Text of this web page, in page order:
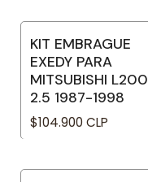
No disponible
KIT EMBRAGUE
EXEDY PARA
MITSUBISHI L200
2.5 1987-1998
$104.900 CLP